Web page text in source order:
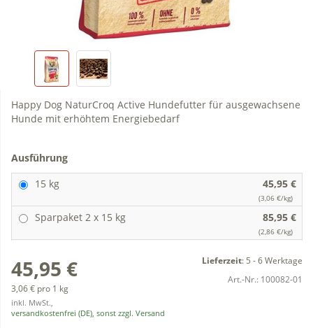
Happy Dog NaturCroq Active Hundefutter für ausgewachsene
Hunde mit erhöhtem Energiebedarf
Ausführung
15 kg
45,95 €
(3,06 €/kg)
Sparpaket 2 x 15 kg 85,95 €
(2,86 €/kg)
45,95 €
3,06 € pro 1 kg
inkl. MwSt.,
versandkostenfrei (DE), sonst zzgl. Versand
Lieferzeit: 5 - 6 Werktage
Art.-Nr.: 100082-01